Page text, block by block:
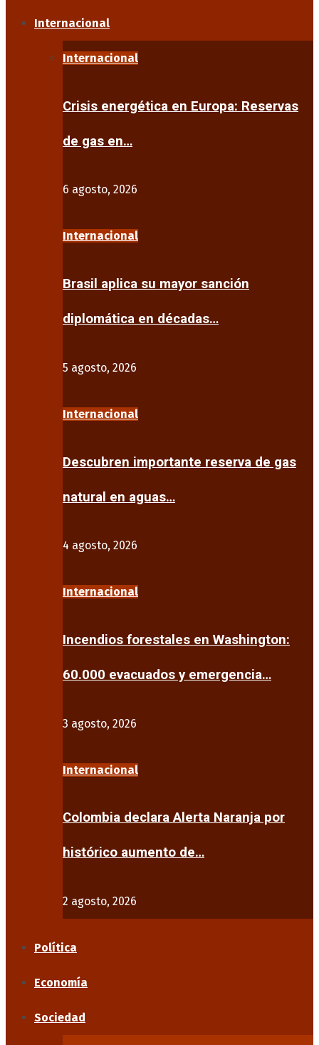
Internacional
Internacional
Crisis energética en Europa: Reservas
de gas en…
6 agosto, 2026
Internacional
Brasil aplica su mayor sanción
diplomática en décadas…
5 agosto, 2026
Internacional
Descubren importante reserva de gas
natural en aguas…
4 agosto, 2026
Internacional
Incendios forestales en Washington:
60.000 evacuados y emergencia…
3 agosto, 2026
Internacional
Colombia declara Alerta Naranja por
histórico aumento de…
2 agosto, 2026
Política
Economía
Sociedad